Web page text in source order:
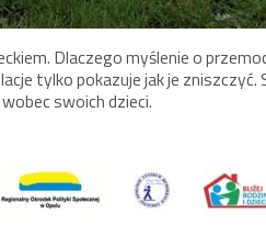
Dlaczego myślenie o
tylko pokazuje jak je zniszczyć.
swoich dzieci.